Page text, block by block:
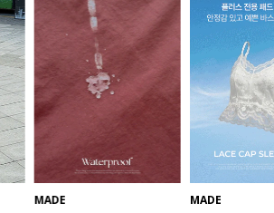
아우터
티셔츠
블라우스
MADE MADE